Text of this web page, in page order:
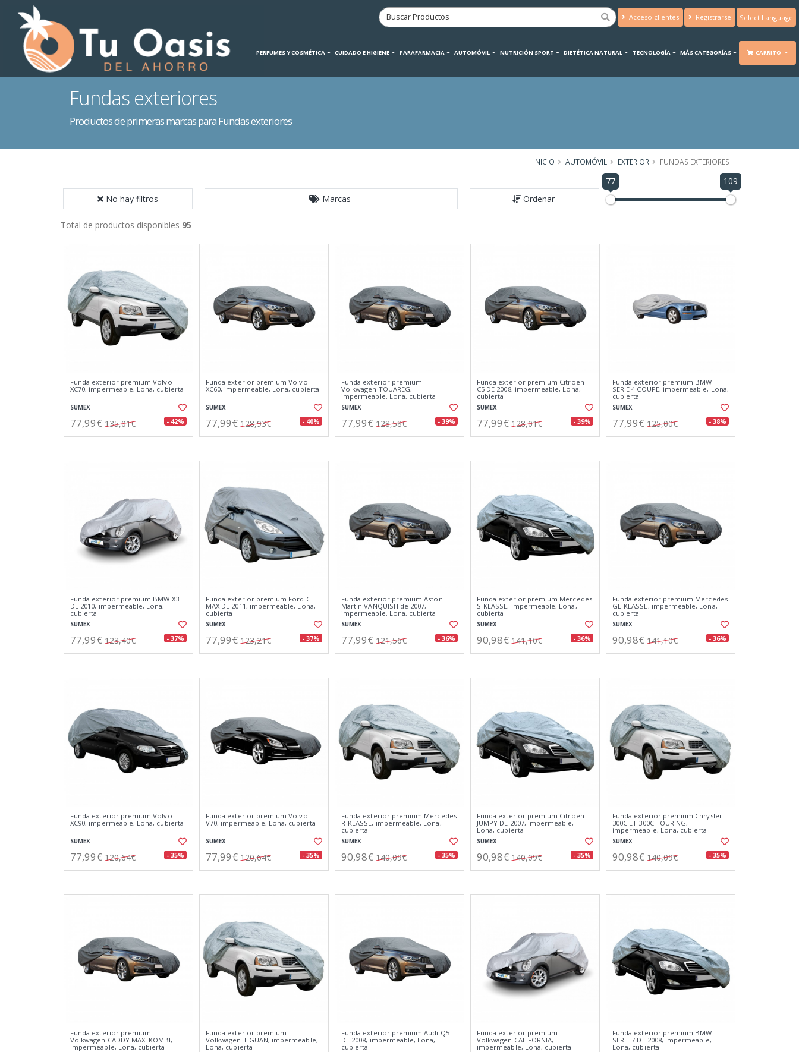
Acceso clientes Registrarse
Translate
INICIO HOGAR PERFUMES Y COSMÉTICA CUIDADO E HIGIENE PARAFARMACIA AUTOMÓVIL NUTRICIÓN SPORT DIETÉTICA NATURAL TECNOLOGÍA MÁS CATEGORÍAS CARRITO
Fundas exteriores
Productos de primeras marcas para Fundas exteriores
INICIO AUTOMÓVIL EXTERIOR FUNDAS EXTERIORES
No hay filtros Marcas Ordenar
77 109
Total de productos disponibles 95
Funda exterior premium Volvo
XC70, impermeable, Lona, cubierta
SUMEX
77,99€ 135,01€ - 42%
Funda exterior premium Volvo
XC60, impermeable, Lona, cubierta
SUMEX
77,99€ 128,93€ - 40%
Funda exterior premium
Volkwagen TOUAREG,
impermeable, Lona, cubierta
SUMEX
77,99€ 128,58€ - 39%
Funda exterior premium Citroen
C5 DE 2008, impermeable, Lona,
cubierta
SUMEX
77,99€ 128,01€ - 39%
Funda exterior premium BMW
SERIE 4 COUPE, impermeable, Lona,
cubierta
SUMEX
77,99€ 125,00€ - 38%
Funda exterior premium BMW X3
DE 2010, impermeable, Lona,
cubierta
SUMEX
77,99€ 123,40€ - 37%
Funda exterior premium Ford C-
MAX DE 2011, impermeable, Lona,
cubierta
SUMEX
77,99€ 123,21€ - 37%
Funda exterior premium Aston
Martin VANQUISH de 2007,
impermeable, Lona, cubierta
SUMEX
77,99€ 121,56€ - 36%
Funda exterior premium Mercedes
S-KLASSE, impermeable, Lona,
cubierta
SUMEX
90,98€ 141,10€ - 36%
Funda exterior premium Mercedes
GL-KLASSE, impermeable, Lona,
cubierta
SUMEX
90,98€ 141,10€ - 36%
Funda exterior premium Volvo
XC90, impermeable, Lona, cubierta
SUMEX
77,99€ 120,64€ - 35%
Funda exterior premium Volvo
V70, impermeable, Lona, cubierta
SUMEX
77,99€ 120,64€ - 35%
Funda exterior premium Mercedes
R-KLASSE, impermeable, Lona,
cubierta
SUMEX
90,98€ 140,09€ - 35%
Funda exterior premium Citroen
JUMPY DE 2007, impermeable,
Lona, cubierta
SUMEX
90,98€ 140,09€ - 35%
Funda exterior premium Chrysler
300C ET 300C TOURING,
impermeable, Lona, cubierta
SUMEX
90,98€ 140,09€ - 35%
Funda exterior premium
Volkwagen CADDY MAXI KOMBI,
impermeable, Lona, cubierta
Funda exterior premium
Volkwagen TIGUAN, impermeable,
Lona, cubierta
Funda exterior premium Audi Q5
DE 2008, impermeable, Lona,
cubierta
Funda exterior premium
Volkwagen CALIFORNIA,
impermeable, Lona, cubierta
Funda exterior premium BMW
SERIE 7 DE 2008, impermeable,
Lona, cubierta